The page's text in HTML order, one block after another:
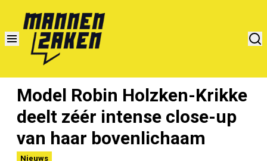
Model Robin Holzken-Krikke
deelt zéér intense close-up
van haar bovenlichaam
Nieuws